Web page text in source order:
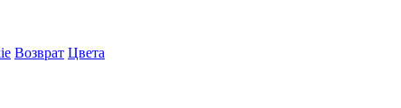
Возврат Цвета